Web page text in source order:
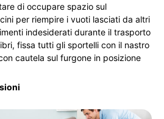
di occupare spazio sul
per riempire i vuoti lasciati da altri
indesiderati durante il trasporto
fissa tutti gli sportelli con il nastro
cautela sul furgone in posizione